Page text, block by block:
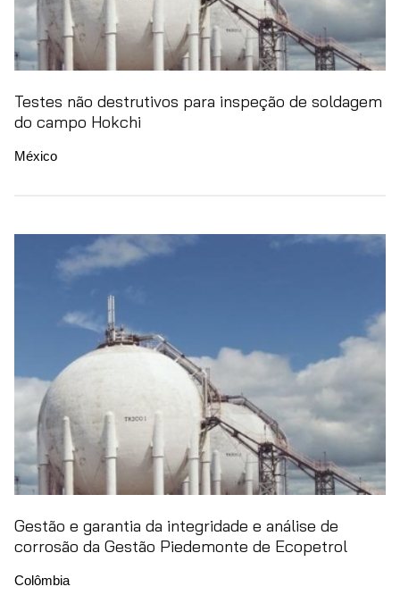
Testes não destrutivos para inspeção de soldagem
do campo Hokchi
México
Gestão e garantia da integridade e análise de
corrosão da Gestão Piedemonte de Ecopetrol
Colômbia